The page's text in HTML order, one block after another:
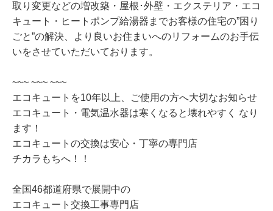
取り変更などの増改築・屋根･外壁・エクステリア・エコ
キュート・ヒートポンプ給湯器までお客様の住宅の”困り
ごと”の解決、より良いお住まいへのリフォームのお手伝
いをさせていただいております。
~~~ ~~~ ~~~
エコキュートを10年以上、ご使用の方へ大切なお知らせ
エコキュート・電気温水器は寒くなると壊れやすく なり
ます！
エコキュートの交換は安心・丁寧の専門店
チカラもちへ！！
全国46都道府県で展開中の
エコキュート交換工事専門店